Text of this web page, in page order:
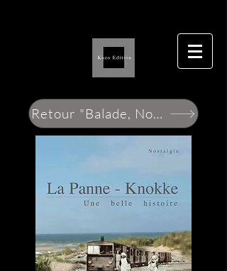
Retour "Balade, Nostalgie et Passion"